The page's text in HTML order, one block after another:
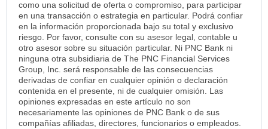
como una solicitud de oferta o compromiso, para participar
en una transacción o estrategia en particular. Podrá confiar
en la información proporcionada bajo su total y exclusivo
riesgo. Por favor, consulte con su asesor legal, contable u
otro asesor sobre su situación particular. Ni PNC Bank ni
ninguna otra subsidiaria de The PNC Financial Services
Group, Inc. será responsable de las consecuencias
derivadas de confiar en cualquier opinión o declaración
contenida en el presente, ni de cualquier omisión. Las
opiniones expresadas en este artículo no son
necesariamente las opiniones de PNC Bank o de sus
compañías afiliadas, directores, funcionarios o empleados.